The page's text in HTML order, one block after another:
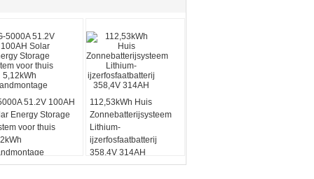
51.2V 100AH
Energy Storage
voor thuis
112,53kWh Huis
Zonnebatterijsysteem
Lithium-
ijzerfosfaatbatterij
358,4V 314AH